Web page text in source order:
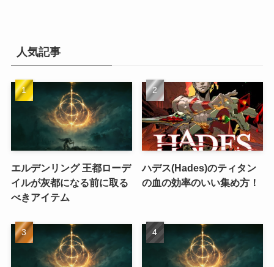
人気記事
エルデンリング 王都ローデ
イルが灰都になる前に取る
べきアイテム
ハデス(Hades)のティタン
の血の効率のいい集め方！